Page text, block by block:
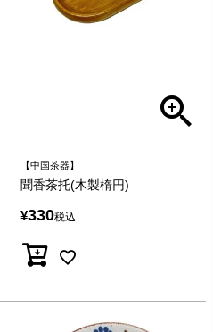
【中国茶器】
聞香茶托(木製楕円)
¥330税込